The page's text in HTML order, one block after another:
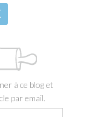
à ce blog et
par email.